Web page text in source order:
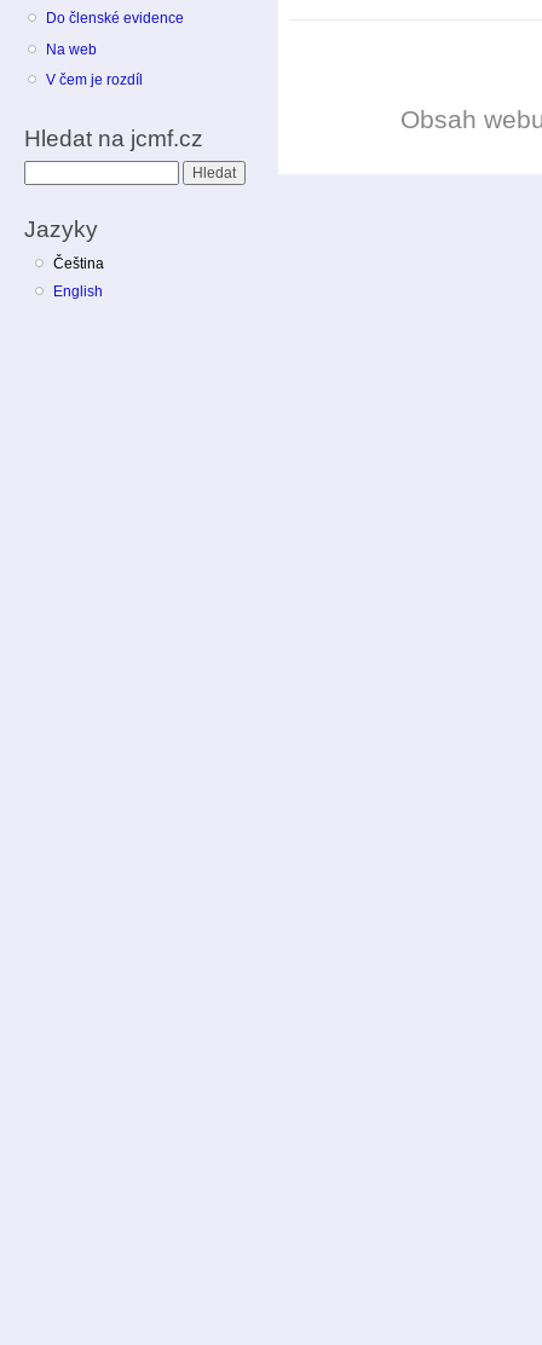
Do členské evidence
Na web
V čem je rozdíl
Hledat na jcmf.cz
Jazyky
Čeština
English
Obsah